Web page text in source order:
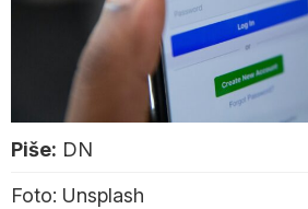
Piše: DN
Foto: Unsplash